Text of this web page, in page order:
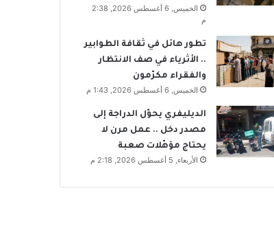
الخميس, 6 أغسطس 2026, 2:38
م
تطور هائل في ثقافة الطوابير
.. الأثرياء في صف الانتظار
والفقراء مكرّمون
الخميس, 6 أغسطس 2026, 1:43 م
الديليفري يحوّل الدراجة إلى
مصدر دخل .. عمل مرن لا
يحتاج مؤهّلات صعبة
الأربعاء, 5 أغسطس 2026, 2:18 م